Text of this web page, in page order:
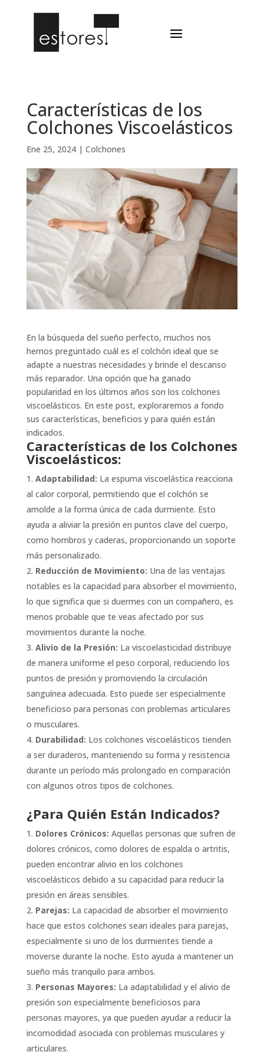
Características de los
Colchones Viscoelásticos
Ene 25, 2024| Colchones
En la búsqueda del sueño perfecto, muchos nos
hemos preguntado cuál es el colchón ideal que se
adapte a nuestras necesidades y brinde el descanso
más reparador. Una opción que ha ganado
popularidad en los últimos años son los colchones
viscoelásticos. En este post, exploraremos a fondo
sus características, beneficios y para quién están
indicados.
Características de los Colchones
Viscoelásticos:
Adaptabilidad: La espuma viscoelástica reacciona
al calor corporal, permitiendo que el colchón se
amolde a la forma única de cada durmiente. Esto
ayuda a aliviar la presión en puntos clave del cuerpo,
como hombros y caderas, proporcionando un soporte
más personalizado.
Reducción de Movimiento: Una de las ventajas
notables es la capacidad para absorber el movimiento,
lo que significa que si duermes con un compañero, es
menos probable que te veas afectado por sus
movimientos durante la noche.
Alivio de la Presión: La viscoelasticidad distribuye
de manera uniforme el peso corporal, reduciendo los
puntos de presión y promoviendo la circulación
sanguínea adecuada. Esto puede ser especialmente
beneficioso para personas con problemas articulares
o musculares.
Durabilidad: Los colchones viscoelásticos tienden
a ser duraderos, manteniendo su forma y resistencia
durante un período más prolongado en comparación
con algunos otros tipos de colchones.
¿Para Quién Están Indicados?
Dolores Crónicos: Aquellas personas que sufren de
dolores crónicos, como dolores de espalda o artritis,
pueden encontrar alivio en los colchones
viscoelásticos debido a su capacidad para reducir la
presión en áreas sensibles.
Parejas: La capacidad de absorber el movimiento
hace que estos colchones sean ideales para parejas,
especialmente si uno de los durmientes tiende a
moverse durante la noche. Esto ayuda a mantener un
sueño más tranquilo para ambos.
Personas Mayores: La adaptabilidad y el alivio de
presión son especialmente beneficiosos para
personas mayores, ya que pueden ayudar a reducir la
incomodidad asociada con problemas musculares y
articulares.